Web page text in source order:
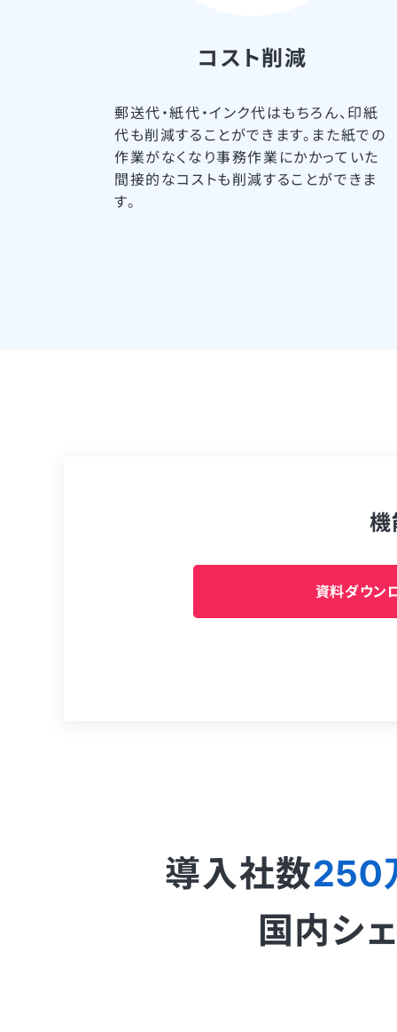
コスト削減
郵送代・紙代・インク代はもちろん、印紙
代も削減することができます。また紙での
作業がなくなり事務作業にかかっていた
間接的なコストも削減することができま
す。
機
資料ダウン
導入社数250
国内シ